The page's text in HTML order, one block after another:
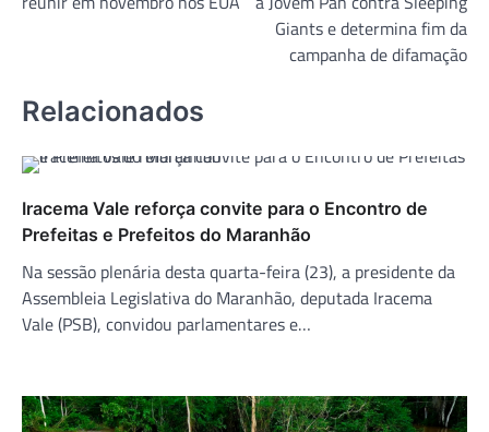
Post
Giants e determina fim da
campanha de difamação
Relacionados
Iracema Vale reforça convite para o Encontro de
Prefeitas e Prefeitos do Maranhão
Na sessão plenária desta quarta-feira (23), a presidente da
Assembleia Legislativa do Maranhão, deputada Iracema
Vale (PSB), convidou parlamentares e…